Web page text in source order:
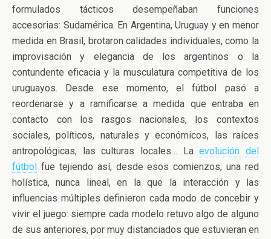
formulados tácticos desempeñaban funciones
accesorias: Sudamérica. En Argentina, Uruguay y en menor
medida en Brasil, brotaron calidades individuales, como la
improvisación y elegancia de los argentinos o la
contundente eficacia y la musculatura competitiva de los
uruguayos. Desde ese momento, el fútbol pasó a
reordenarse y a ramificarse a medida que entraba en
contacto con los rasgos nacionales, los contextos
sociales, políticos, naturales y económicos, las raíces
antropológicas, las culturas locales… Laevolución del
fútbol fue tejiendo así, desde esos comienzos, una red
holística, nunca lineal, en la que la interacción y las
influencias múltiples definieron cada modo de concebir y
vivir el juego: siempre cada modelo retuvo algo de alguno
de sus anteriores, por muy distanciados que estuvieran en